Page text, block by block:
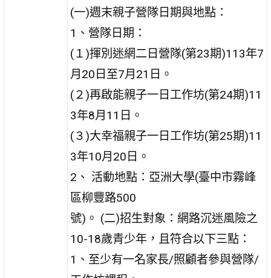
(一)週末親子營隊日期與地點：
1、營隊日期：
(１)揮別迷網二日營隊(第23期)113年7
月20日至7月21日。
(２)再啟能親子一日工作坊(第24期)11
3年8月11日。
(３)大幸福親子一日工作坊(第25期)11
3年10月20日。
2、 活動地點：亞洲大學(臺中市霧峰
區柳豐路500
號)。 (二)招生對象：網路沉迷風險之
10-18歲青少年，且符合以下三點：
1、至少有一名家長/照顧者參與營隊/